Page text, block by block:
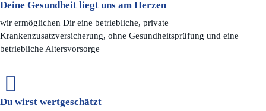
Deine Gesundheit liegt uns am Herzen
wir ermöglichen Dir eine betriebliche, private
Krankenzusatzversicherung, ohne Gesundheitsprüfung und eine
betriebliche Altersvorsorge
Du wirst wertgeschätzt